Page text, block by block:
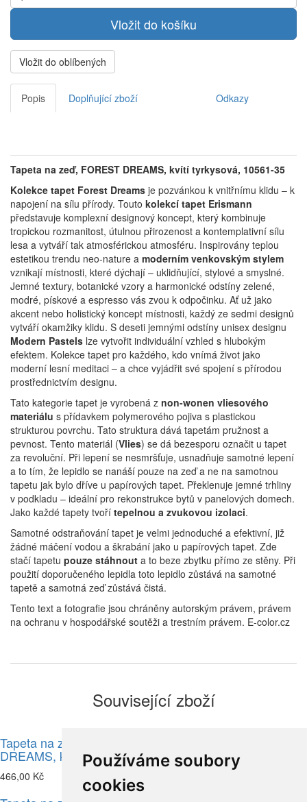
Používáme soubory
cookies
Vložit do oblíbených
Popis Doplňující zboží Odkazy
Tapeta na zeď, FOREST DREAMS, kvítí tyrkysová, 10561-35
Kolekce tapet Forest Dreams je pozvánkou k vnitřnímu klidu – k
napojení na sílu přírody. Touto kolekcí tapet Erismann
představuje komplexní designový koncept, který kombinuje
tropickou rozmanitost, útulnou přirozenost a kontemplativní sílu
lesa a vytváří tak atmosférickou atmosféru. Inspirovány teplou
estetikou trendu neo-nature a moderním venkovským stylem
vznikají místnosti, které dýchají – uklidňující, stylové a smyslné.
Jemné textury, botanické vzory a harmonické odstíny zelené,
modré, pískové a espresso vás zvou k odpočinku. Ať už jako
akcent nebo holistický koncept místnosti, každý ze sedmi designů
vytváří okamžiky klidu. S deseti jemnými odstíny unisex designu
Modern Pastels lze vytvořit individuální vzhled s hlubokým
efektem. Kolekce tapet pro každého, kdo vnímá život jako
moderní lesní meditaci – a chce vyjádřit své spojení s přírodou
prostřednictvím designu.
Tato kategorie tapet je vyrobená z non-wonen vliesového
materiálu s přídavkem polymerového pojiva s plastickou
strukturou povrchu. Tato struktura dává tapetám pružnost a
pevnost. Tento materiál (Vlies) se dá bezesporu označit u tapet
za revoluční. Při lepení se nesmršťuje, usnadňuje samotné lepení
a to tím, že lepidlo se nanáší pouze na zeď a ne na samotnou
tapetu jak bylo dříve u papírových tapet. Překlenuje jemné trhliny
v podkladu – ideální pro rekonstrukce bytů v panelových domech.
Jako každé tapety tvoří tepelnou a zvukovou izolaci.
Samotné odstraňování tapet je velmi jednoduché a efektivní, již
žádné máčení vodou a škrabání jako u papírových tapet. Zde
stačí tapetu pouze stáhnout a to beze zbytku přímo ze stěny. Při
použití doporučeného lepidla toto lepidlo zůstává na samotné
tapetě a samotná zeď zůstává čistá.
Tento text a fotografie jsou chráněny autorským právem, právem
na ochranu v hospodářské soutěži a trestním právem. E-color.cz
Související zboží
Tapeta na zeď, FOREST
DREAMS, kvítí žlutá
466,00 Kč
DREAMS, kvítí fialová